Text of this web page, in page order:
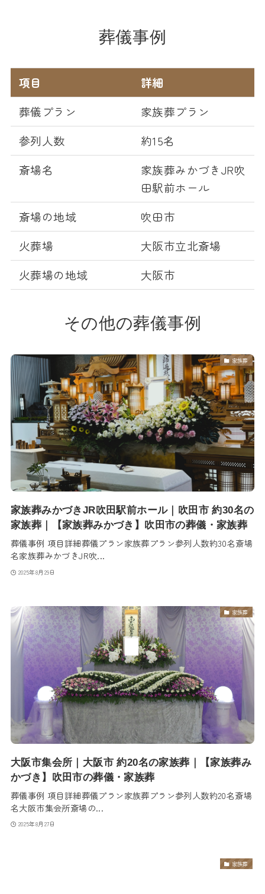
葬儀事例
項目
詳細
葬儀プラン
家族葬プラン
参列人数
約15名
斎場名
家族葬みかづきJR吹
田駅前ホール
斎場の地域
吹田市
火葬場
大阪市立北斎場
火葬場の地域
大阪市
その他の葬儀事例
家族葬
家族葬みかづきJR吹田駅前ホール｜吹田市 約30名の
家族葬｜【家族葬みかづき】吹田市の葬儀・家族葬
葬儀事例 項目詳細葬儀プラン家族葬プラン参列人数約30名斎場
名家族葬みかづきJR吹...
2025年8月29日
家族葬
大阪市集会所｜大阪市 約20名の家族葬｜【家族葬み
かづき】吹田市の葬儀・家族葬
葬儀事例 項目詳細葬儀プラン家族葬プラン参列人数約20名斎場
名大阪市集会所斎場の...
2025年8月27日
家族葬